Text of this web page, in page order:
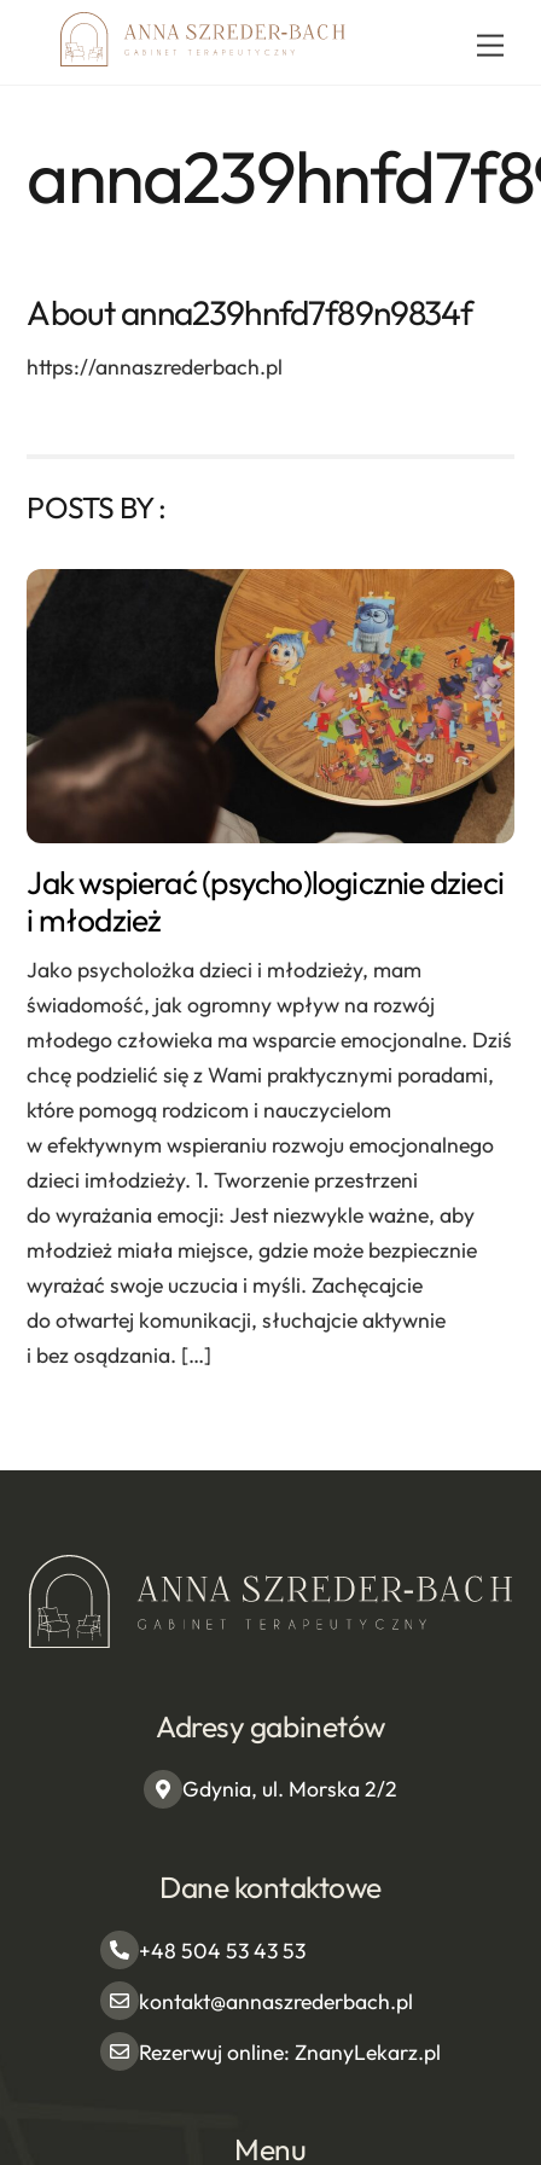
Aboutanna239hnfd7f89n9834f
https://annaszrederbach.pl
POSTS BY :
Jak wspierać (psycho)logicznie dzieci
i młodzież
Jako psycholożka dzieci i młodzieży, mam
świadomość, jak ogromny wpływ na rozwój
młodego człowieka ma wsparcie emocjonalne. Dziś
chcę podzielić się z Wami praktycznymi poradami,
które pomogą rodzicom i nauczycielom
w efektywnym wspieraniu rozwoju emocjonalnego
dzieci imłodzieży. 1. Tworzenie przestrzeni
do wyrażania emocji: Jest niezwykle ważne, aby
młodzież miała miejsce, gdzie może bezpiecznie
wyrażać swoje uczucia i myśli. Zachęcajcie
do otwartej komunikacji, słuchajcie aktywnie
i bez osądzania. […]
Adresy gabinetów
Gdynia, ul. Morska 2/2
Dane kontaktowe
+48 504 53 43 53
kontakt@annaszrederbach.pl
Rezerwuj online: ZnanyLekarz.pl
Menu